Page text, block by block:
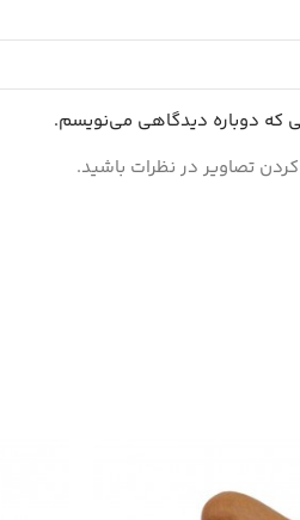
که دوباره دیدگاهی می‌نویسم.
تصاویر در نظرات باشید.